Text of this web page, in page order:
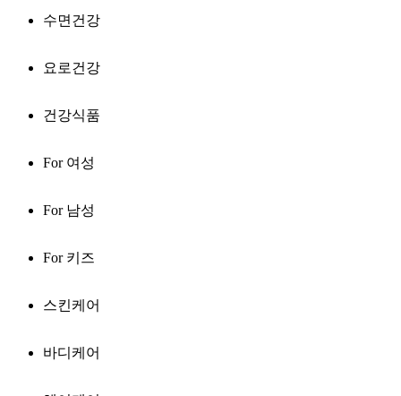
수면건강
요로건강
건강식품
For 여성
For 남성
For 키즈
스킨케어
바디케어